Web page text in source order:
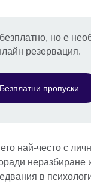
но е
резервация.
Безплатни пропуски
най-често с
неразбиране
в